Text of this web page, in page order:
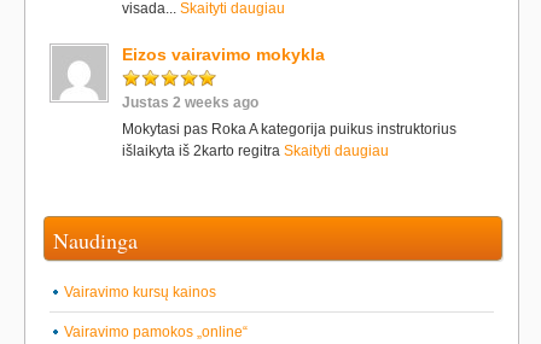
visada... Skaityti daugiau
Eizos vairavimo mokykla
Justas 2 weeks ago
Mokytasi pas Roka A kategorija puikus instruktorius
išlaikyta iš 2karto regitra Skaityti daugiau
Naudinga
Vairavimo kursų kainos
Vairavimo pamokos „online“